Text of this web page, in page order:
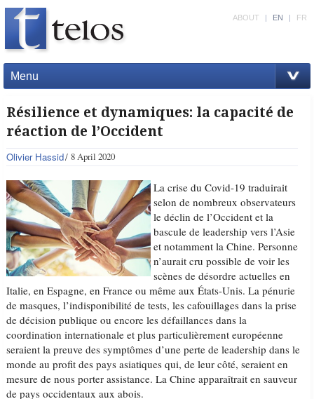
Menu
ABOUT | EN | FR
Résilience et dynamiques: la capacité de
réaction de l’Occident
Olivier Hassid 8 April 2020
La crise du Covid-19 traduirait
selon de nombreux observateurs
le déclin de l’Occident et la
bascule de leadership vers l’Asie
et notamment la Chine. Personne
n’aurait cru possible de voir les
scènes de désordre actuelles en
Italie, en Espagne, en France ou même aux États-Unis. La pénurie
de masques, l’indisponibilité de tests, les cafouillages dans la prise
de décision publique ou encore les défaillances dans la
coordination internationale et plus particulièrement européenne
seraient la preuve des symptômes d’une perte de leadership dans le
monde au profit des pays asiatiques qui, de leur côté, seraient en
mesure de nous porter assistance. La Chine apparaîtrait en sauveur
de pays occidentaux aux abois.